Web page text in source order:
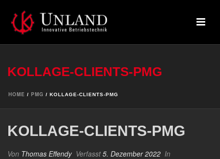
KOLLAGE-CLIENTS-PMG
HOME / PMG / KOLLAGE-CLIENTS-PMG
KOLLAGE-CLIENTS-PMG
Von Thomas Effendy Verfasst5. Dezember 2022 In